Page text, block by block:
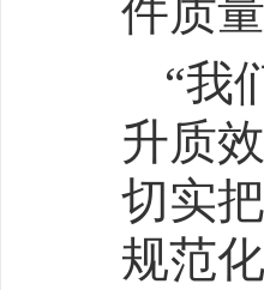
件质
“我
升质
切实
规范